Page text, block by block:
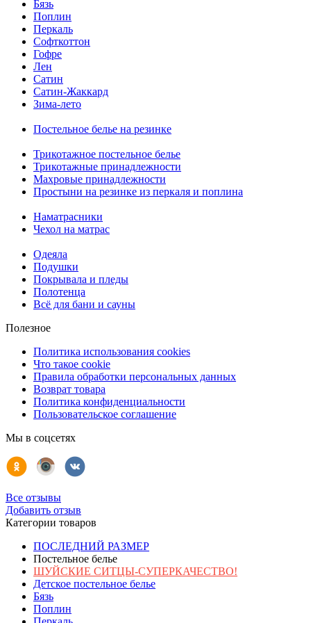
Бязь
Поплин
Перкаль
Софткоттон
Гофре
Лен
Сатин
Сатин-Жаккард
Зима-лето
Постельное белье на резинке
Трикотажное постельное белье
Трикотажные принадлежности
Махровые принадлежности
Простыни на резинке из перкаля и поплина
Наматрасники
Чехол на матрас
Одеяла
Подушки
Покрывала и пледы
Полотенца
Всё для бани и сауны
Полезное
Политика использования cookies
Что такое cookie
Правила обработки персональных данных
Возврат товара
Политика конфиденциальности
Пользовательское соглашение
Мы в соцсетях
Все отзывы
Добавить отзыв
Категории товаров
ПОСЛЕДНИЙ РАЗМЕР
Постельное белье
ШУЙСКИЕ СИТЦЫ-СУПЕРКАЧЕСТВО!
Детское постельное белье
Бязь
Поплин